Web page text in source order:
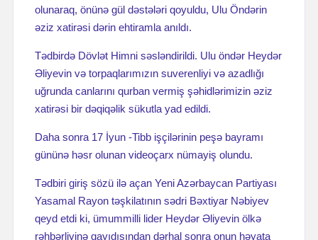
olunaraq, önünə gül dəstələri qoyuldu, Ulu Öndərin
əziz xatirəsi dərin ehtiramla anıldı.
Tədbirdə Dövlət Himni səsləndirildi. Ulu öndər Heydər
Əliyevin və torpaqlarımızın suverenliyi və azadlığı
uğrunda canlarını qurban vermiş şəhidlərimizin əziz
xatirəsi bir dəqiqəlik sükutla yad edildi.
Daha sonra 17 İyun -Tibb işçilərinin peşə bayramı
gününə həsr olunan videoçarx nümayiş olundu.
Tədbiri giriş sözü ilə açan Yeni Azərbaycan Partiyası
Yasamal Rayon təşkilatının sədri Bəxtiyar Nəbiyev
qeyd etdi ki, ümummilli lider Heydər Əliyevin ölkə
rəhbərliyinə qayıdışından dərhal sonra onun həyata